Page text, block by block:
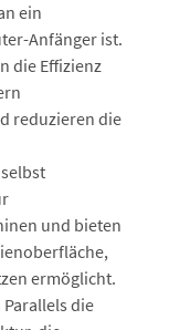
ein
Anfänger ist.
die Effizienz
reduzieren die
und bieten
ermöglicht.
die